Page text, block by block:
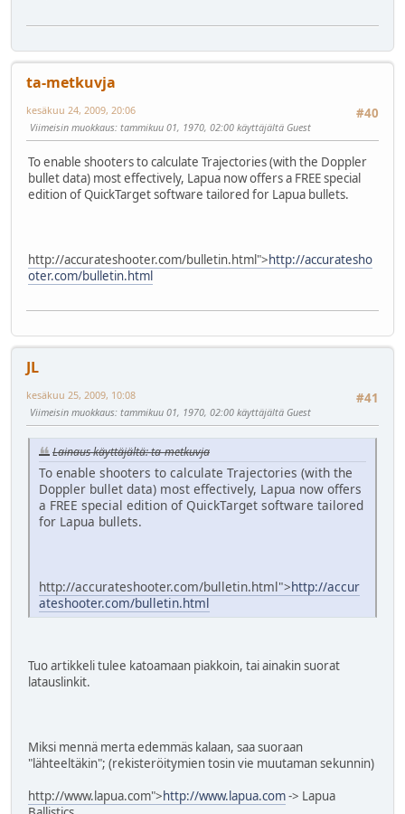
ta-metkuvja
#40
kesäkuu 24, 2009, 20:06
Viimeisin muokkaus: tammikuu 01, 1970, 02:00 käyttäjältä Guest
To enable shooters to calculate Trajectories (with the Doppler
bullet data) most effectively, Lapua now offers a FREE special
edition of QuickTarget software tailored for Lapua bullets.
http://accurateshooter.com/bulletin.html">http://accuratesho
oter.com/bulletin.html
JL
#41
kesäkuu 25, 2009, 10:08
Viimeisin muokkaus: tammikuu 01, 1970, 02:00 käyttäjältä Guest
Lainaus käyttäjältä: ta-metkuvja
To enable shooters to calculate Trajectories (with the
Doppler bullet data) most effectively, Lapua now offers
a FREE special edition of QuickTarget software tailored
for Lapua bullets.
http://accurateshooter.com/bulletin.html">http://accur
ateshooter.com/bulletin.html
Tuo artikkeli tulee katoamaan piakkoin, tai ainakin suorat
latauslinkit.
Miksi mennä merta edemmäs kalaan, saa suoraan
"lähteeltäkin"; (rekisteröitymien tosin vie muutaman sekunnin)
http://www.lapua.com">http://www.lapua.com-> Lapua